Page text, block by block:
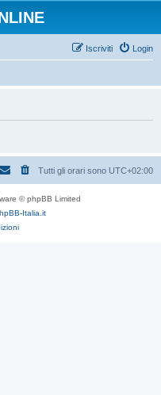
Login
Iscriviti
Tutti gli orari sono UTC+02:00
© phpBB Limited
Italia.it